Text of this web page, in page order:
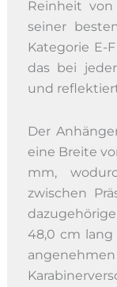
Reinheit
seiner
Kategorie E-
das bei
und
Der
eine Breite
mm,
zwischen
48,0 cm lang